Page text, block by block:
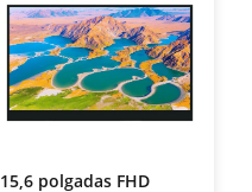
15,6 polgadas FHD